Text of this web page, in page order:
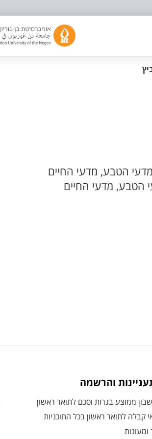
הטבע, מדעי החיים
הטבע, מדעי החיים
והרשמה
ממוצע בגרות וסכם לתואר ראשון
קבלה לתואר ראשון בכל התוכניות
ומעונות